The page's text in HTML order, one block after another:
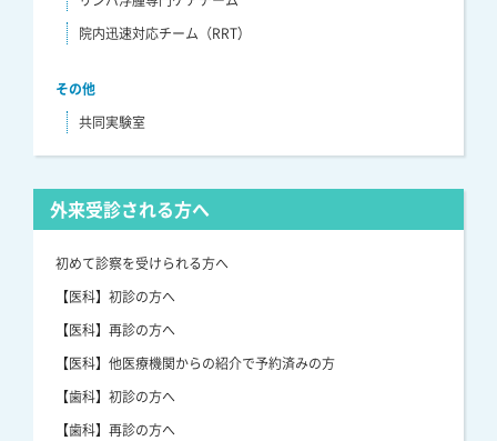
院内迅速対応チーム（RRT）
その他
共同実験室
外来受診される方へ
初めて診察を受けられる方へ
【医科】初診の方へ
【医科】再診の方へ
【医科】他医療機関からの紹介で予約済みの方
【歯科】初診の方へ
【歯科】再診の方へ